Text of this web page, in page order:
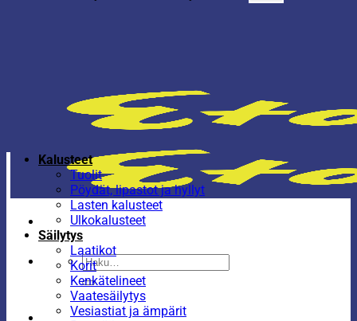
Etsi:
Kalusteet
Tuolit
Pöydät, lipastot ja hyllyt
Lasten kalusteet
Ulkokalusteet
Säilytys
Laatikot
Korit
Kenkätelineet
Vaatesäilytys
Vesiastiat ja ämpärit